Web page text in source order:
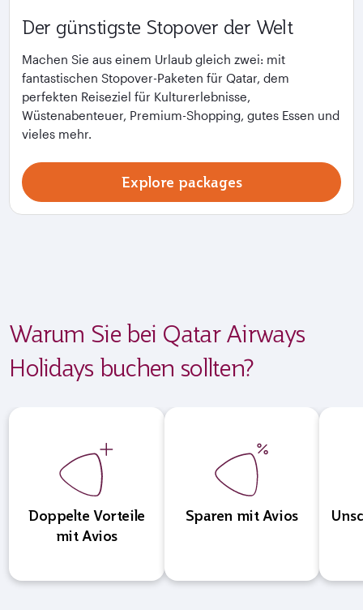
Der günstigste Stopover der Welt
Machen Sie aus einem Urlaub gleich zwei: mit
fantastischen Stopover-Paketen für Qatar, dem
perfekten Reiseziel für Kulturerlebnisse,
Wüstenabenteuer, Premium-Shopping, gutes Essen und
vieles mehr.
Explore packages
Warum Sie bei Qatar Airways
Holidays buchen sollten?
Doppelte Vorteile
mit Avios
Sparen mit Avios